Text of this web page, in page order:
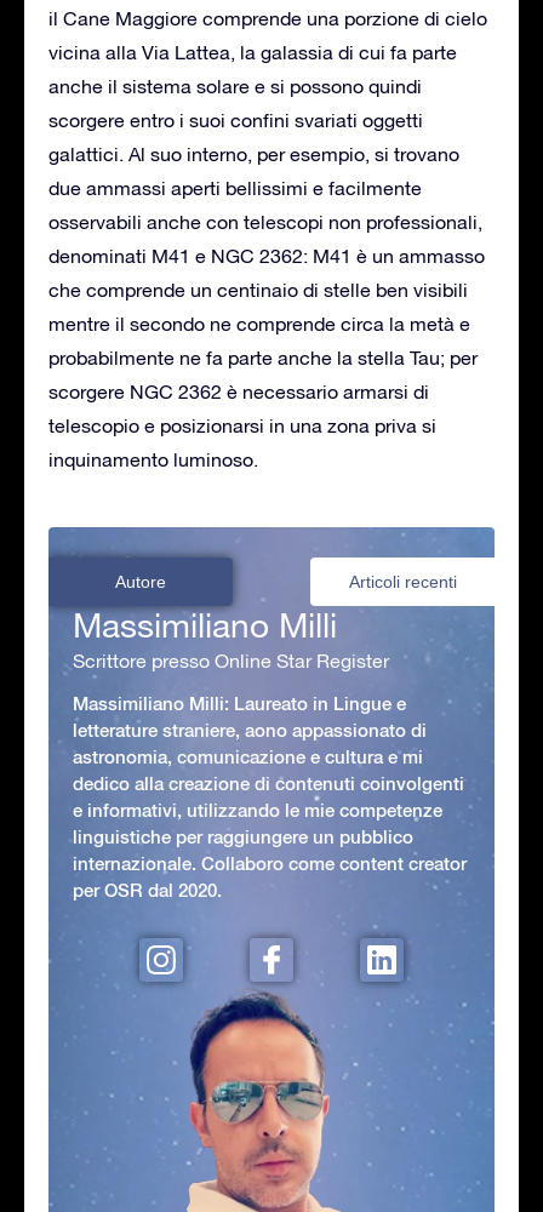
il Cane Maggiore comprende una porzione di cielo
vicina alla Via Lattea, la galassia di cui fa parte
anche il sistema solare e si possono quindi
scorgere entro i suoi confini svariati oggetti
galattici. Al suo interno, per esempio, si trovano
due ammassi aperti bellissimi e facilmente
osservabili anche con telescopi non professionali,
denominati M41 e NGC 2362: M41 è un ammasso
che comprende un centinaio di stelle ben visibili
mentre il secondo ne comprende circa la metà e
probabilmente ne fa parte anche la stella Tau; per
scorgere NGC 2362 è necessario armarsi di
telescopio e posizionarsi in una zona priva si
inquinamento luminoso.
Autore Articoli recenti
Massimiliano Milli
Scrittore presso Online Star Register
Massimiliano Milli: Laureato in Lingue e
letterature straniere, aono appassionato di
astronomia, comunicazione e cultura e mi
dedico alla creazione di contenuti coinvolgenti
e informativi, utilizzando le mie competenze
linguistiche per raggiungere un pubblico
internazionale. Collaboro come content creator
per OSR dal 2020.